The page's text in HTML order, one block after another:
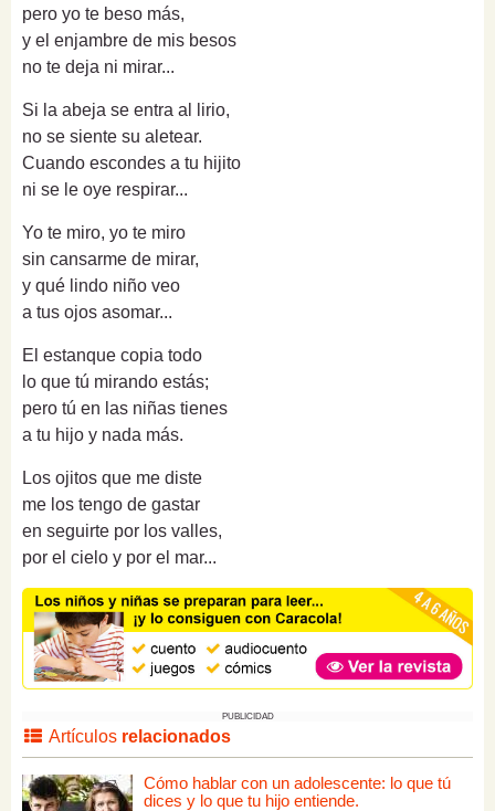
pero yo te beso más,
y el enjambre de mis besos
no te deja ni mirar...
Si la abeja se entra al lirio,
no se siente su aletear.
Cuando escondes a tu hijito
ni se le oye respirar...
Yo te miro, yo te miro
sin cansarme de mirar,
y qué lindo niño veo
a tus ojos asomar...
El estanque copia todo
lo que tú mirando estás;
pero tú en las niñas tienes
a tu hijo y nada más.
Los ojitos que me diste
me los tengo de gastar
en seguirte por los valles,
por el cielo y por el mar...
PUBLICIDAD
Artículos relacionados
Cómo hablar con un adolescente: lo que tú
dices y lo que tu hijo entiende.